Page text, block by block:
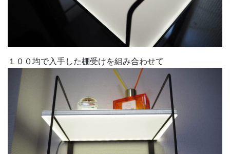
１００均で入手した棚受けを組み合わせて